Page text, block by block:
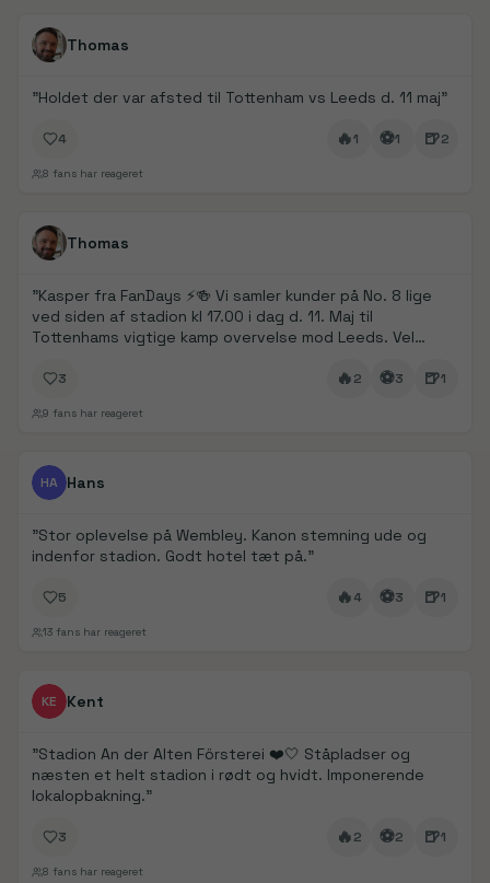
FanDays bidrag
Thomas
"Holdet der var afsted til Tottenham vs Leeds d. 11 maj"
4 🔥1 ⚽1 🍺2
8 fans har reageret
FanDays bidrag
Thomas
"Kasper fra FanDays ⚡️🍻 Vi samler kunder på No. 8 lige
ved siden af stadion kl 17.00 i dag d. 11. Maj til
Tottenhams vigtige kamp overvelse mod Leeds. Vel
3 🔥2 ⚽3 🍺1
9 fans har reageret
FanDays bidrag
HA Hans
"Stor oplevelse på Wembley. Kanon stemning ude og
indenfor stadion. Godt hotel tæt på."
5 🔥4 ⚽3 🍺1
13 fans har reageret
FanDays bidrag
KE Kent
"Stadion An der Alten Försterei ❤️🤍 Ståpladser og
næsten et helt stadion i rødt og hvidt. Imponerende
lokalopbakning."
3 🔥2 ⚽2 🍺1
8 fans har reageret